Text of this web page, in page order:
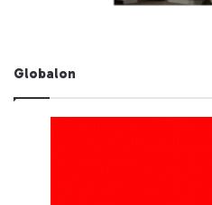
Globalon